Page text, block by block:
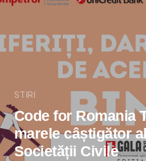
STIRI
Code for Romania
marele câștigător
Societății Civile